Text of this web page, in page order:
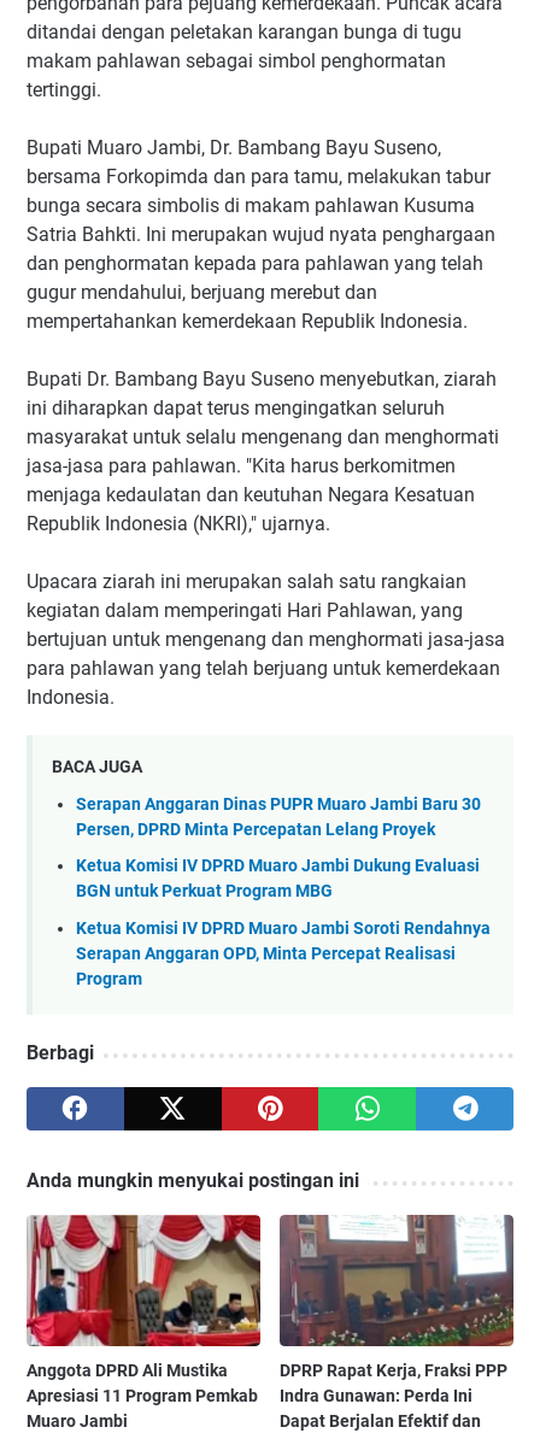
ditandai dengan peletakan karangan bunga di tugu
makam pahlawan sebagai simbol penghormatan
tertinggi.
‎Bupati Muaro Jambi, Dr. Bambang Bayu Suseno,
bersama Forkopimda dan para tamu, melakukan tabur
bunga secara simbolis di makam pahlawan Kusuma
Satria Bahkti. Ini merupakan wujud nyata penghargaan
dan penghormatan kepada para pahlawan yang telah
gugur mendahului, berjuang merebut dan
mempertahankan kemerdekaan Republik Indonesia.
‎Bupati Dr. Bambang Bayu Suseno menyebutkan, ziarah
ini diharapkan dapat terus mengingatkan seluruh
masyarakat untuk selalu mengenang dan menghormati
jasa-jasa para pahlawan. "Kita harus berkomitmen
menjaga kedaulatan dan keutuhan Negara Kesatuan
Republik Indonesia (NKRI)," ujarnya.
‎Upacara ziarah ini merupakan salah satu rangkaian
kegiatan dalam memperingati Hari Pahlawan, yang
bertujuan untuk mengenang dan menghormati jasa-jasa
para pahlawan yang telah berjuang untuk kemerdekaan
Indonesia.
BACA JUGA
Serapan Anggaran Dinas PUPR Muaro Jambi Baru 30
Persen, DPRD Minta Percepatan Lelang Proyek
Ketua Komisi IV DPRD Muaro Jambi Dukung Evaluasi
BGN untuk Perkuat Program MBG
Ketua Komisi IV DPRD Muaro Jambi Soroti Rendahnya
Serapan Anggaran OPD, Minta Percepat Realisasi
Program
Berbagi
Anda mungkin menyukai postingan ini
‎Anggota DPRD Ali Mustika
Apresiasi 11 Program Pemkab
Muaro Jambi ‎
‎DPRP Rapat Kerja, Fraksi PPP
Indra Gunawan: Perda Ini
Dapat Berjalan Efektif dan